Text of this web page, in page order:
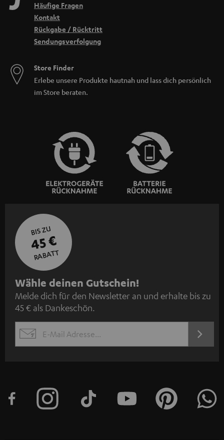
Häufige Fragen
Kontakt
Rückgabe / Rücktritt
Sendungsverfolgung
Store Finder
Erlebe unsere Produkte hautnah und lass dich persönlich
im Store beraten.
BIS ZU
45 €
RABATT
N
e
w
s
l
e
Wähle deinen Gutschein!
Melde dich für den Newsletter an und erhalte bis zu
45 € als Dankeschön.
EMAIL
JETZT